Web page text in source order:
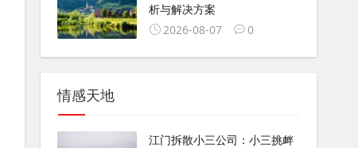
析与解决方案
2026-08-07
0
情感天地
江门拆散小三公司：小三挑衅